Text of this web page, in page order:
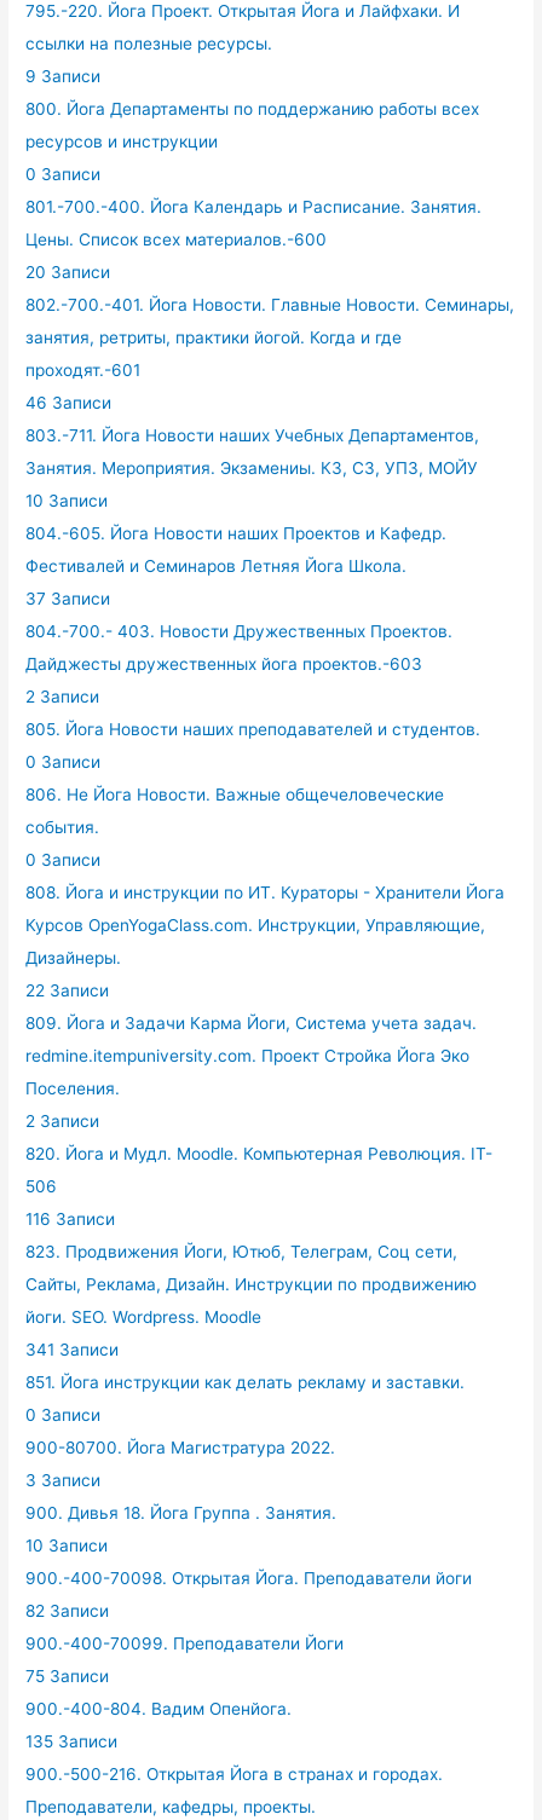
795.-220. Йога Проект. Открытая Йога и Лайфхаки. И
ссылки на полезные ресурсы.
9 Записи
800. Йога Департаменты по поддержанию работы всех
ресурсов и инструкции
0 Записи
801.-700.-400. Йога Календарь и Расписание. Занятия.
Цены. Список всех материалов.-600
20 Записи
802.-700.-401. Йога Новости. Главные Новости. Семинары,
занятия, ретриты, практики йогой. Когда и где
проходят.-601
46 Записи
803.-711. Йога Новости наших Учебных Департаментов,
Занятия. Мероприятия. Экзамениы. КЗ, СЗ, УПЗ, МОЙУ
10 Записи
804.-605. Йога Новости наших Проектов и Кафедр.
Фестивалей и Семинаров Летняя Йога Школа.
37 Записи
804.-700.- 403. Новости Дружественных Проектов.
Дайджесты дружественных йога проектов.-603
2 Записи
805. Йога Новости наших преподавателей и студентов.
0 Записи
806. Не Йога Новости. Важные общечеловеческие
события.
0 Записи
808. Йога и инструкции по ИТ. Кураторы - Хранители Йога
Курсов OpenYogaClass.com. Инструкции, Управляющие,
Дизайнеры.
22 Записи
809. Йога и Задачи Карма Йоги, Система учета задач.
redmine.itempuniversity.com. Проект Стройка Йога Эко
Поселения.
2 Записи
820. Йога и Мудл. Moodle. Компьютерная Революция. IT-
506
116 Записи
823. Продвижения Йоги, Ютюб, Телеграм, Соц сети,
Сайты, Реклама, Дизайн. Инструкции по продвижению
йоги. SEO. Wordpress. Moodle
341 Записи
851. Йога инструкции как делать рекламу и заставки.
0 Записи
900-80700. Йога Магистратура 2022.
3 Записи
900. Дивья 18. Йога Группа . Занятия.
10 Записи
900.-400-70098. Открытая Йога. Преподаватели йоги
82 Записи
900.-400-70099. Преподаватели Йоги
75 Записи
900.-400-804. Вадим Опенйога.
135 Записи
900.-500-216. Открытая Йога в странах и городах.
Преподаватели, кафедры, проекты.